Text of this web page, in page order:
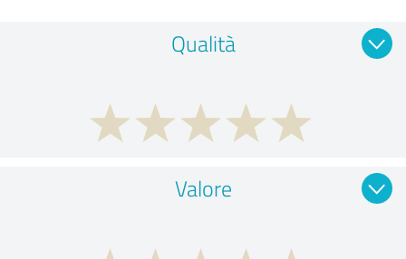
Qualità
Valore